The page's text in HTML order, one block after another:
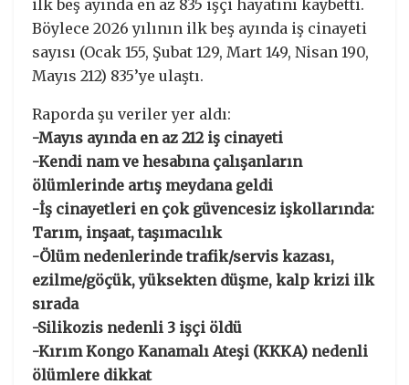
ilk beş ayında en az 835 işçi hayatını kaybetti.
Böylece 2026 yılının ilk beş ayında iş cinayeti
sayısı (Ocak 155, Şubat 129, Mart 149, Nisan 190,
Mayıs 212) 835’ye ulaştı.
Raporda şu veriler yer aldı:
-Mayıs ayında en az 212 iş cinayeti
-Kendi nam ve hesabına çalışanların
ölümlerinde artış meydana geldi
-İş cinayetleri en çok güvencesiz işkollarında:
Tarım, inşaat, taşımacılık
-Ölüm nedenlerinde trafik/servis kazası,
ezilme/göçük, yüksekten düşme, kalp krizi ilk
sırada
-Silikozis nedenli 3 işçi öldü
-Kırım Kongo Kanamalı Ateşi (KKKA) nedenli
ölümlere dikkat